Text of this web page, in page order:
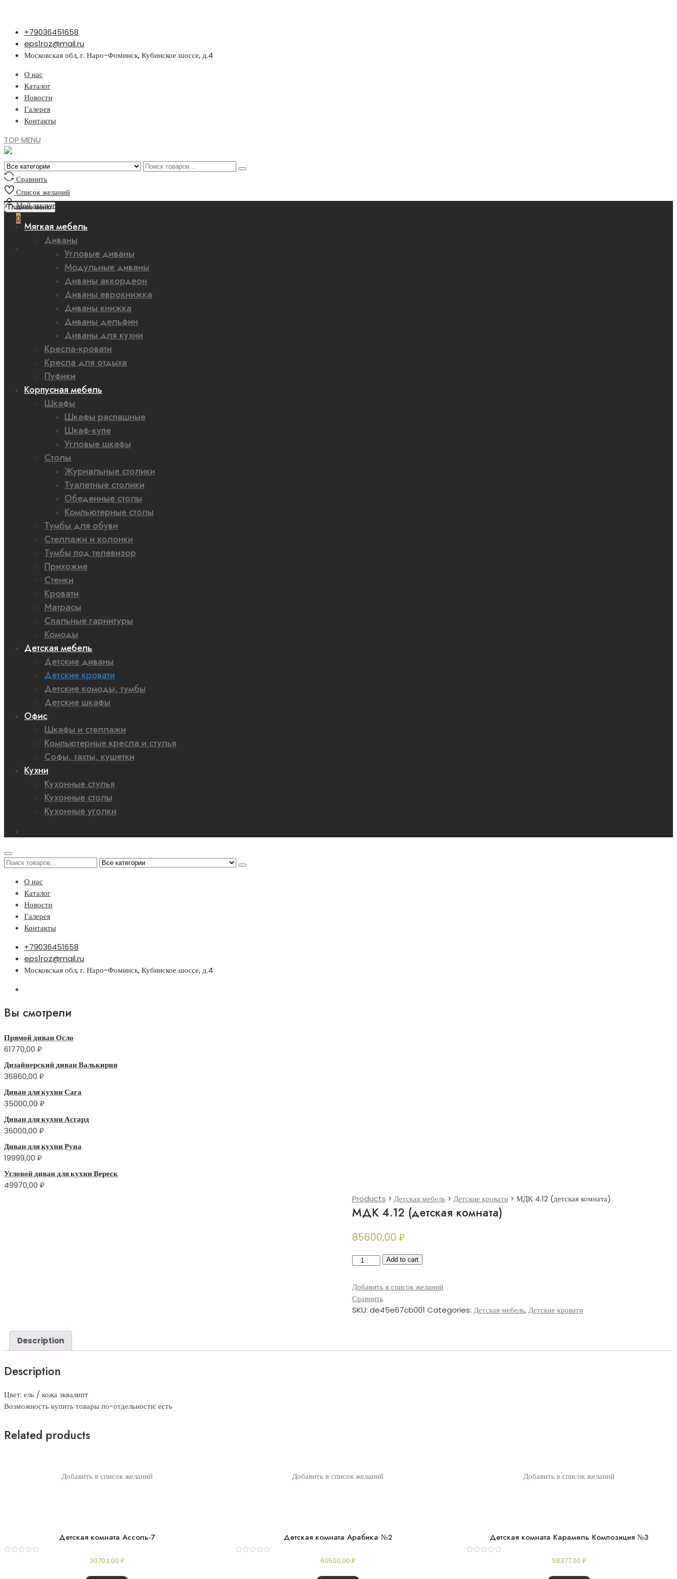
Перейти
содержимому
+79036451658
eps1roz@mail.ru
Московская обл, г. Наро-Фоминск, Кубинское шоссе, д.4
О нас
Каталог
Новости
Галерея
Контакты
TOP MENU
Сравнить
Список желаний
Мой аккаунт
0
0,00 ₽
Главное меню
Мягкая мебель
Диваны
Угловые диваны
Модульные диваны
Диваны аккордеон
Диваны еврокнижка
Диваны книжка
Диваны дельфин
Диваны для кухни
Кресла-кровати
Кресла для отдыха
Пуфики
Корпусная мебель
Шкафы
Шкафы распашные
Шкаф-купе
Угловые шкафы
Столы
Журнальные столики
Туалетные столики
Обеденные столы
Компьютерные столы
Тумбы для обуви
Стеллажи и колонки
Тумбы под телевизор
Прихожие
Стенки
Кровати
Матрасы
Спальные гарнитуры
Комоды
Детская мебель
Детские диваны
Детские кровати
Детские комоды, тумбы
Детские шкафы
Офис
Шкафы и стеллажи
Компьютерные кресла и стулья
Софы, тахты, кушетки
Кухни
Кухонные стулья
Кухонные столы
Кухонные уголки
О нас
Каталог
Новости
Галерея
Контакты
+79036451658
eps1roz@mail.ru
Московская обл, г. Наро-Фоминск, Кубинское шоссе, д.4
Вы смотрели
Прямой диван Осло
61770,00 ₽
Дизайнерский диван Валькирия
36860,00 ₽
Диван для кухни Сага
35000,00 ₽
Диван для кухни Асгард
36000,00 ₽
Диван для кухни Руна
19999,00 ₽
Угловой диван для кухни Вереск
49970,00 ₽
Products > Детская мебель> Детские кровати> МДК 4.12 (детская комната)
МДК 4.12 (детская комната)
85600,00 ₽
МДК
(детская
комната)
quantity
Add to cart
Добавить в список желаний
Сравнить
SKU: de45e67cb001 Categories: Детская мебель,Детские кровати
Description
Description
Цвет: ель / кожа эквалипт
Возможность купить товары по-отдельности: есть
Related products
Добавить в список желаний
Детская комната Ассоль-7
30703,00 ₽
Добавить в список желаний
Детская комната Арабика №2
60500,00 ₽
Добавить в список желаний
Детская комната Карамель Композиция №3
58377,00 ₽